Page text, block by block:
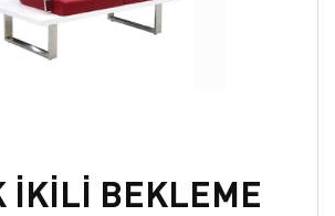
İKİLİ BEKLEME